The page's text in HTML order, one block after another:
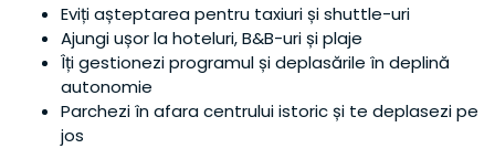
Eviți așteptarea pentru taxiuri și shuttle-uri
Ajungi ușor la hoteluri, B&B-uri și plaje
Îți gestionezi programul și deplasările în deplină
autonomie
Parchezi în afara centrului istoric și te deplasezi pe
jos